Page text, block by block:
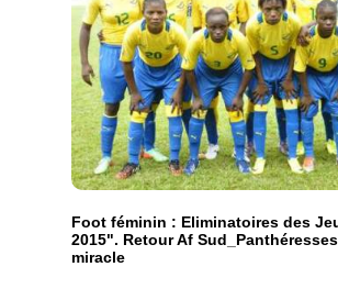
Foot féminin : Eliminatoires des
2015". Retour Af
miracle